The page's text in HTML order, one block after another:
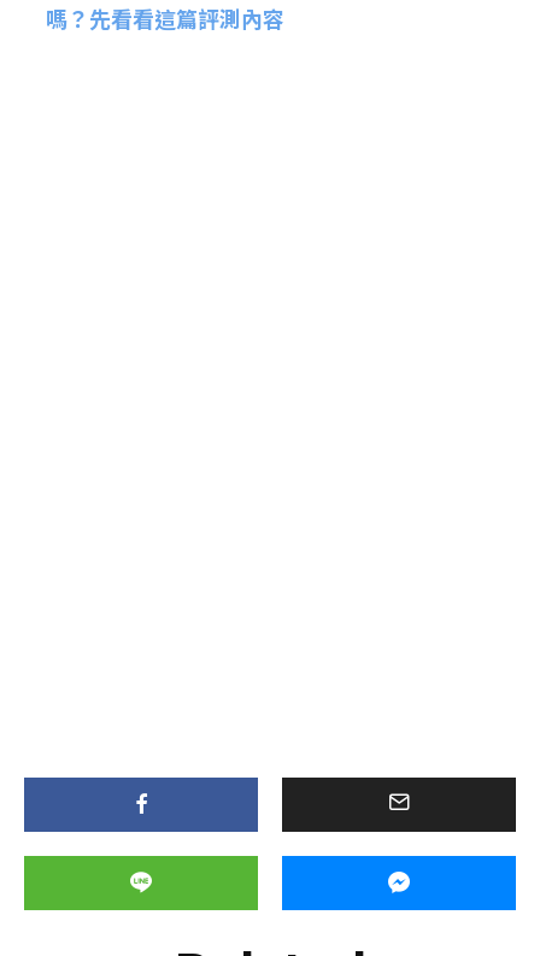
嗎？先看看這篇評測內容